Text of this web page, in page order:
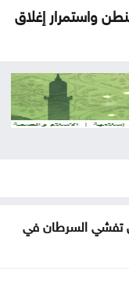
واستمرار إغلاق
خلال النصف الأول
مستقرة
تفشي السرطان في